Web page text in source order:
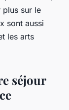
plus sur le
sont aussi
les arts
séjour